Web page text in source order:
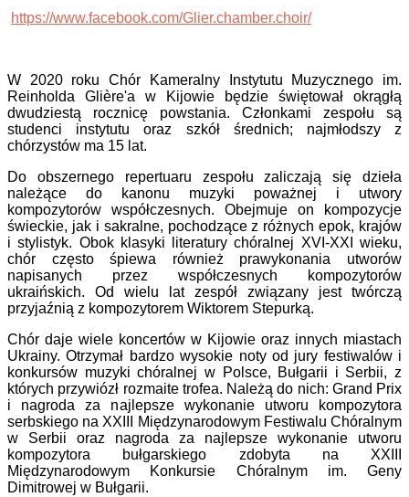
https://www.facebook.com/Glier.chamber.choir/
W 2020 roku Chór Kameralny Instytutu Muzycznego im.
Reinholda Glière'a w Kijowie będzie świętował okrągłą
dwudziestą rocznicę powstania. Członkami zespołu są
studenci instytutu oraz szkół średnich; najmłodszy z
chórzystów ma 15 lat.
Do obszernego repertuaru zespołu zaliczają się dzieła
należące do kanonu muzyki poważnej i utwory
kompozytorów współczesnych. Obejmuje on kompozycje
świeckie, jak i sakralne, pochodzące z różnych epok, krajów
i stylistyk. Obok klasyki literatury chóralnej XVI-XXI wieku,
chór często śpiewa również prawykonania utworów
napisanych przez współczesnych kompozytorów
ukraińskich. Od wielu lat zespół związany jest twórczą
przyjaźnią z kompozytorem Wiktorem Stepurką.
Chór daje wiele koncertów w Kijowie oraz innych miastach
Ukrainy. Otrzymał bardzo wysokie noty od jury festiwalów i
konkursów muzyki chóralnej w Polsce, Bułgarii i Serbii, z
których przywiózł rozmaite trofea. Należą do nich: Grand Prix
i nagroda za najlepsze wykonanie utworu kompozytora
serbskiego na XXIII Międzynarodowym Festiwalu Chóralnym
w Serbii oraz nagroda za najlepsze wykonanie utworu
kompozytora bułgarskiego zdobyta na XXIII
Międzynarodowym Konkursie Chóralnym im. Geny
Dimitrowej w Bułgarii.